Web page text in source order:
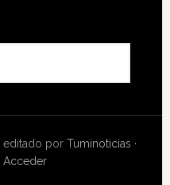
editado porTuminoticias ·
Acceder